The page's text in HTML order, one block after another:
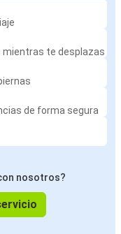
te desplazas
de forma segura
nosotros?